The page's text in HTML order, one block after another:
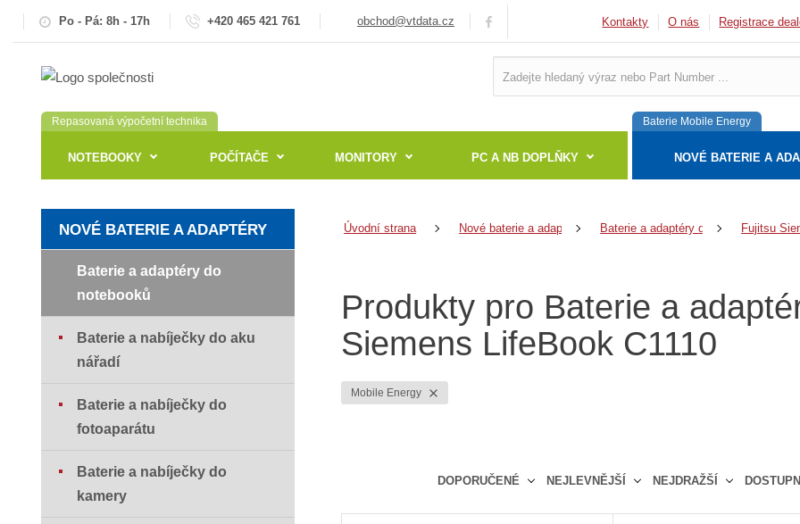
Po - Pá: 8h - 17h +420 465 421 761 obchod@vtdata.cz Kontakty O nás Registrace
Repasovaná výpočetní technika
NOTEBOOKY POČÍTAČE MONITORY PC A NB DOPLŇKY
Baterie Mobile Energy
NOVÉ BATERIE A
Úvodní strana Nové baterie a adaptéry Baterie a adaptéry do notebooků
Fujitsu
Produkty pro Baterie a
Siemens LifeBook C1110
Mobile Energy
DOPORUČENÉ NEJLEVNĚJŠÍ NEJDRAŽŠÍ
NOVÉ BATERIE A ADAPTÉRY
Baterie a adaptéry do
notebooků
Baterie a nabíječky do aku
nářadí
Baterie a nabíječky do
fotoaparátu
Baterie a nabíječky do
kamery